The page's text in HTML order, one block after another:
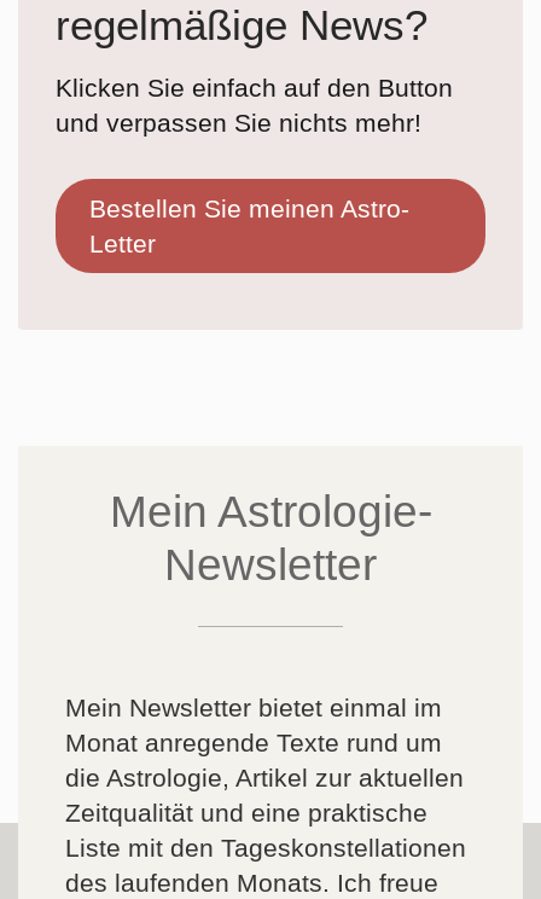
regelmäßige News?
Klicken Sie einfach auf den Button
und verpassen Sie nichts mehr!
Bestellen Sie meinen Astro-
Letter
Mein Astrologie-
Newsletter
Mein Newsletter bietet einmal im
Monat anregende Texte rund um
die Astrologie, Artikel zur aktuellen
Zeitqualität und eine praktische
Liste mit den Tageskonstellationen
des laufenden Monats. Ich freue